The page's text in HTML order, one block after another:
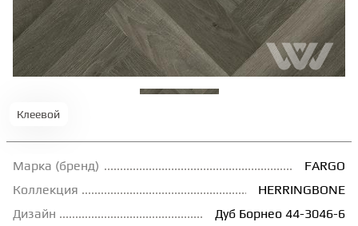
МОДУЛЬНЫЕ ПВХ
ПОДЛОЖКА
Клеевой
Марка (бренд)
FARGO
Коллекция
HERRINGBONE
Дизайн
Дуб Борнео 44-3046-6